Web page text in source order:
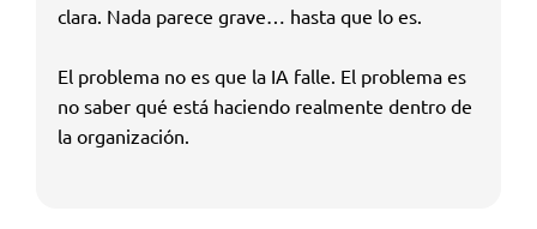
clara. Nada parece grave… hasta que lo es.
El problema no es que la IA falle. El problema es
no saber qué está haciendo realmente dentro de
la organización.